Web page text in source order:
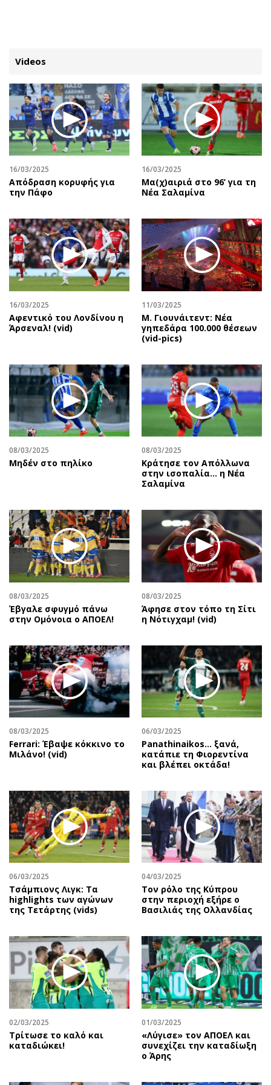
ΚΑΤΗΓΟΡΙΕΣ ΣΥΝΔΕΣΗ
Κύπρος
Παιδεία
Υγεία
Πολιτική
Βουλευτικές 2026
Προεδρικές 2023
Δημοσκοπήσεις
Διπλωματία
Αθλητισμός
Κύπρος
Ελλάδα
Διεθνή
Οικονομική
Οικονομία
Real Estate
Επιχειρήσεις
Αγορές
Money Review
Ενέργεια
Ναυτιλία
Περιβάλλον
Ελλάδα
Κόσμος
Παράξενα
Πολιτισμός
Θέατρο-Χορός
Μουσική
Εικαστικά
Βιβλίο
Χειρόγραφα
Απόψεις
Αρθρογραφία
The Hill
Υγεία
Αγγελίες
Πωλούνται
Ζητούν εργασία
Θέσεις εργασίας
Geek
Νέα
Κινητά-tablets
Social
Αφιερώματα
Πολιτική
Οικονομία
Γενικά
Αναδρομές
Πρόσωπα
Περιβάλλον
Γυναίκα
Showbiz
Ταξίδια
Συνταγές
Έξοδος
Media
Εκπομπές
Podcasts
Uncut
Προσφορές
Προσωπικότητες στην ''Κ''
Επιστολές
Videos
16/03/2025
Απόδραση κορυφής για
την Πάφο
16/03/2025
Μα(χ)αιριά στο 96’ για τη
Νέα Σαλαμίνα
16/03/2025
Αφεντικό του Λονδίνου η
Άρσεναλ! (vid)
11/03/2025
Μ. Γιουνάιτεντ: Νέα
γηπεδάρα 100.000 θέσεων
(vid-pics)
08/03/2025
Μηδέν στο πηλίκο
08/03/2025
Κράτησε τον Απόλλωνα
στην ισοπαλία… η Νέα
Σαλαμίνα
08/03/2025
Έβγαλε σφυγμό πάνω
στην Ομόνοια ο ΑΠΟΕΛ!
08/03/2025
Άφησε στον τόπο τη Σίτι
η Νότιγχαμ! (vid)
08/03/2025
Ferrari: Έβαψε κόκκινο το
Μιλάνο! (vid)
06/03/2025
Panathinaikos… ξανά,
κατάπιε τη Φιορεντίνα
και βλέπει οκτάδα!
06/03/2025
Τσάμπιονς Λιγκ: Τα
highlights των αγώνων
της Τετάρτης (vids)
04/03/2025
Τον ρόλο της Κύπρου
στην περιοχή εξήρε ο
Βασιλιάς της Ολλανδίας
02/03/2025
Τρίτωσε το καλό και
καταδιώκει!
01/03/2025
«Λύγισε» τον ΑΠΟΕΛ και
συνεχίζει την καταδίωξη
ο Άρης